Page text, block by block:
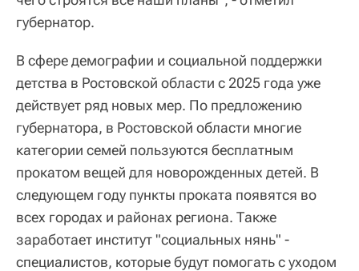
губернатор.
В сфере демографии и социальной поддержки
детства в Ростовской области с 2025 года уже
действует ряд новых мер. По предложению
губернатора, в Ростовской области многие
категории семей пользуются бесплатным
прокатом вещей для новорожденных детей. В
следующем году пункты проката появятся во
всех городах и районах региона. Также
заработает институт "социальных нянь" -
специалистов, которые будут помогать с уходом